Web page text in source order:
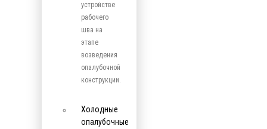
устройстве
рабочего
шва на
этапе
возведения
опалубочной
конструкции.
Холодные
опалубочные